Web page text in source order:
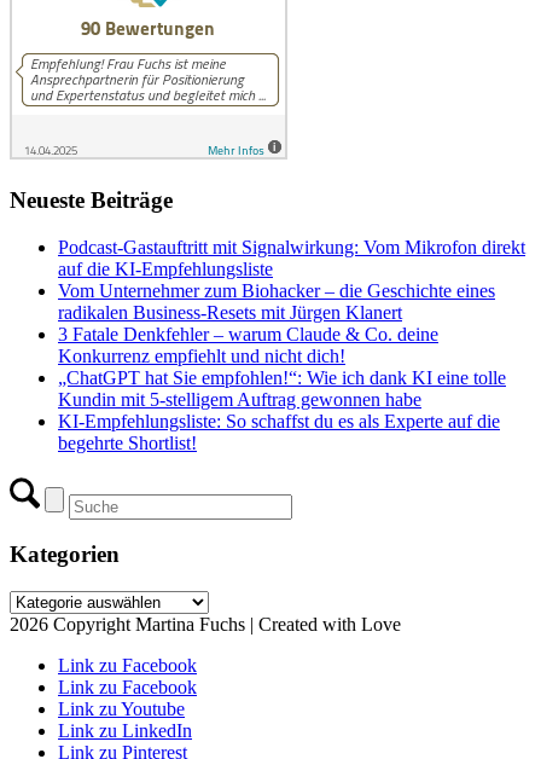
Neueste Beiträge
Podcast-Gastauftritt mit Signalwirkung: Vom Mikrofon direkt
auf die KI-Empfehlungsliste
Vom Unternehmer zum Biohacker – die Geschichte eines
radikalen Business-Resets mit Jürgen Klanert
3 Fatale Denkfehler – warum Claude & Co. deine
Konkurrenz empfiehlt und nicht dich!
„ChatGPT hat Sie empfohlen!“: Wie ich dank KI eine tolle
Kundin mit 5-stelligem Auftrag gewonnen habe
KI-Empfehlungsliste: So schaffst du es als Experte auf die
begehrte Shortlist!
Kategorien
Kategorien
2026 Copyright Martina Fuchs | Created with Love
Link zu Facebook
Link zu Facebook
Link zu Youtube
Link zu LinkedIn
Link zu Pinterest